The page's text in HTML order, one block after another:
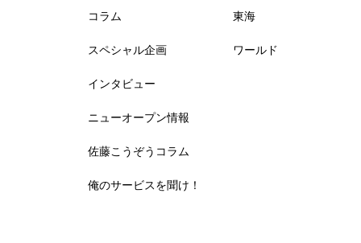
コラム
スペシャル企画
インタビュー
ニューオープン情報
佐藤こうぞうコラム
俺のサービスを聞け！
東海
ワールド